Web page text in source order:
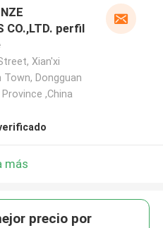
CO.,LTD. perfil
Xian'xi
Town, Dongguan
,China
más
precio por